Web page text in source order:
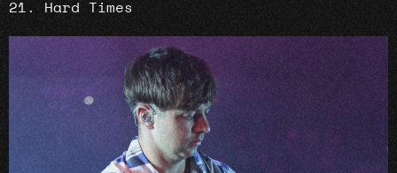
Hard Times